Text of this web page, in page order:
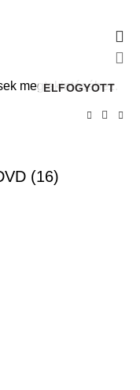
ELFOGYOTT
(16)
megtekintéséhez.